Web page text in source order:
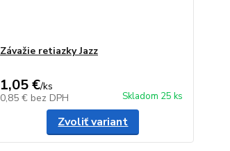
Závažie retiazky Jazz
1,05 €/ks
0,85 € bez DPH Skladom 25 ks
Zvoliť variant